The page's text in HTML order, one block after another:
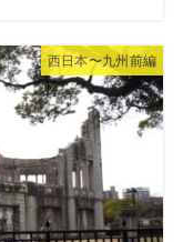
西日本〜九州前編